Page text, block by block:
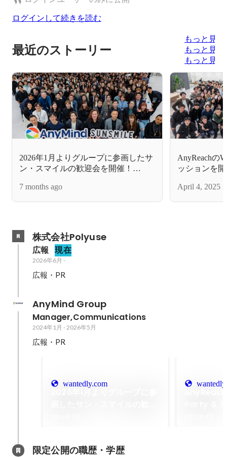
ログインして続きを読む
最近のストーリー
もっと見る
もっと見る
もっと見る
2026年1月よりグループに参画したサ
ン・スマイルの歓迎会を開催！
成長戦略
7 months ago
AnyReachの
ッションを
な価値創造
April 4, 2025
株式会社Polyuse
広報 現在
2026年6月 -
広報・PR
AnyMind Group
Manager,Communications
2024年1月 - 2026年5月
広報・PR
wantedly.com
限定公開の職歴・学歴